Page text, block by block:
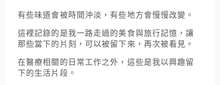
有些味道會被時間沖淡，有些地方會慢慢改變。
這裡記錄的是我一路走過的美食與旅行記憶，讓
那些當下的片刻，可以被留下來，再次被看見。
在醫療相關的日常工作之外，這些是我以興趣留
下的生活片段。